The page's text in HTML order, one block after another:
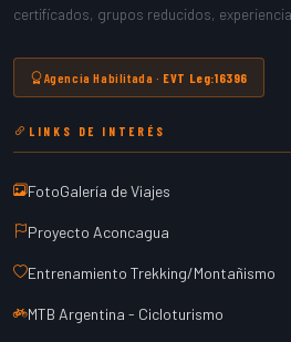
certificados, grupos reducidos,
Agencia Habilitada · EVT Leg:16396
LINKS DE INTERÉS
FotoGalería de Viajes
Proyecto Aconcagua
Entrenamiento Trekking/Montañismo
MTB Argentina - Cicloturismo